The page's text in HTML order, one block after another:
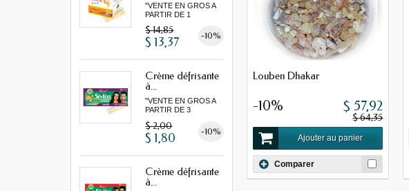
"VENTE EN GROS A
PARTIR DE 1
$ 14,85 -10%
$ 13,37
Crème défrisante
à...
"VENTE EN GROS A
PARTIR DE 3
$ 2,00 -10%
$ 1,80
Crème défrisante
à...
Louben Dhakar
-10% $ 57,92
$ 64,35
Ajouter au panier
Comparer